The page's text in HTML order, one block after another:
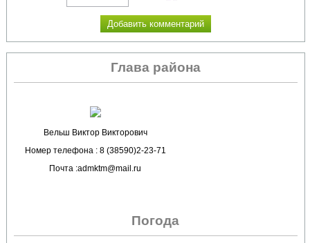
Глава района
Вельш Виктор Викторович
Номер телефона : 8 (38590)2-23-71
Почта :admktm@mail.ru
Погода